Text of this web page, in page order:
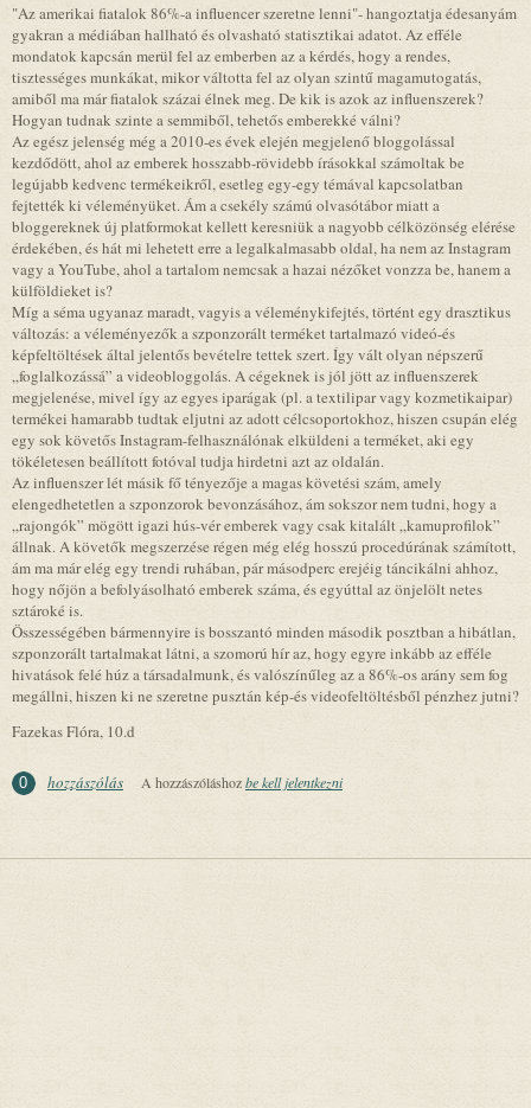
"Az amerikai fiatalok 86%-a influencer szeretne lenni"- hangoztatja édesanyám
gyakran a médiában hallható és olvasható statisztikai adatot. Az efféle
mondatok kapcsán merül fel az emberben az a kérdés, hogy a rendes,
tisztességes munkákat, mikor váltotta fel az olyan szintű magamutogatás,
amiből ma már fiatalok százai élnek meg. De kik is azok az influenszerek?
Hogyan tudnak szinte a semmiből, tehetős emberekké válni?
Az egész jelenség még a 2010-es évek elején megjelenő bloggolással
kezdődött, ahol az emberek hosszabb-rövidebb írásokkal számoltak be
legújabb kedvenc termékeikről, esetleg egy-egy témával kapcsolatban
fejtették ki véleményüket. Ám a csekély számú olvasótábor miatt a
bloggereknek új platformokat kellett keresniük a nagyobb célközönség elérése
érdekében, és hát mi lehetett erre a legalkalmasabb oldal, ha nem az Instagram
vagy a YouTube, ahol a tartalom nemcsak a hazai nézőket vonzza be, hanem a
külföldieket is?
Míg a séma ugyanaz maradt, vagyis a véleménykifejtés, történt egy drasztikus
változás: a véleményezők a szponzorált terméket tartalmazó videó-és
képfeltöltések által jelentős bevételre tettek szert. Így vált olyan népszerű
„foglalkozássá” a videobloggolás. A cégeknek is jól jött az influenszerek
megjelenése, mivel így az egyes iparágak (pl. a textilipar vagy kozmetikaipar)
termékei hamarabb tudtak eljutni az adott célcsoportokhoz, hiszen csupán elég
egy sok követős Instagram-felhasználónak elküldeni a terméket, aki egy
tökéletesen beállított fotóval tudja hirdetni azt az oldalán.
Az influenszer lét másik fő tényezője a magas követési szám, amely
elengedhetetlen a szponzorok bevonzásához, ám sokszor nem tudni, hogy a
„rajongók” mögött igazi hús-vér emberek vagy csak kitalált „kamuprofilok”
állnak. A követők megszerzése régen még elég hosszú procedúrának számított,
ám ma már elég egy trendi ruhában, pár másodperc erejéig táncikálni ahhoz,
hogy nőjön a befolyásolható emberek száma, és egyúttal az önjelölt netes
sztároké is.
Összességében bármennyire is bosszantó minden második posztban a hibátlan,
szponzorált tartalmakat látni, a szomorú hír az, hogy egyre inkább az efféle
hivatások felé húz a társadalmunk, és valószínűleg az a 86%-os arány sem fog
megállni, hiszen ki ne szeretne pusztán kép-és videofeltöltésből pénzhez jutni?
Fazekas Flóra, 10.d
0 hozzászólás A hozzászóláshozbe kell jelentkezni